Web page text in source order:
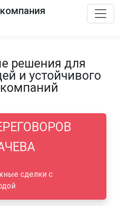
решения для
и устойчивого
сделки с